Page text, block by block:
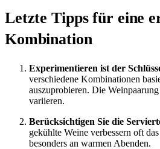
Letzte Tipps für eine
Kombination
Experimentieren ist der
verschiedene Kombinationen
auszuprobieren. Die
variieren.
Berücksichtigen Sie die
gekühlte Weine verbessern oft
besonders an warmen Abenden.